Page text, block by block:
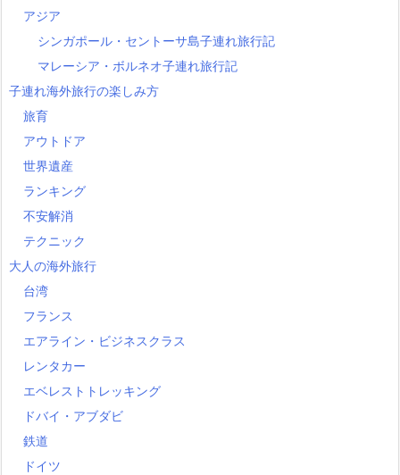
アジア
シンガポール・セントーサ島子連れ旅行記
マレーシア・ボルネオ子連れ旅行記
子連れ海外旅行の楽しみ方
旅育
アウトドア
世界遺産
ランキング
不安解消
テクニック
大人の海外旅行
台湾
フランス
エアライン・ビジネスクラス
レンタカー
エベレストトレッキング
ドバイ・アブダビ
鉄道
ドイツ